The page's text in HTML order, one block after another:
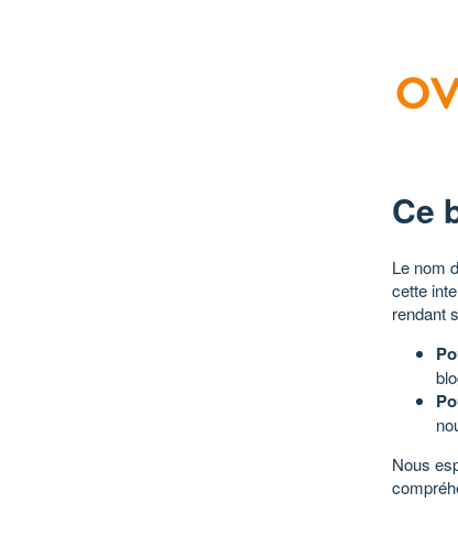
Ce
Le nom
cette
rendant
Nous